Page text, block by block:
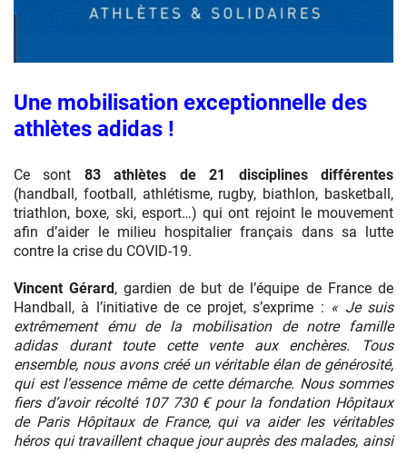
Une mobilisation exceptionnelle des
athlètes adidas !
Ce sont 83 athlètes de 21 disciplines différentes
(handball, football, athlétisme, rugby, biathlon, basketball,
triathlon, boxe, ski, esport…) qui ont rejoint le mouvement
afin d’aider le milieu hospitalier français dans sa lutte
contre la crise du COVID-19.
Vincent Gérard, gardien de but de l’équipe de France de
Handball, à l’initiative de ce projet, s’exprime : « Je suis
extrêmement ému de la mobilisation de notre famille
adidas durant toute cette vente aux enchères. Tous
ensemble, nous avons créé un véritable élan de générosité,
qui est l’essence même de cette démarche. Nous sommes
fiers d’avoir récolté 107 730 € pour la fondation Hôpitaux
de Paris Hôpitaux de France, qui va aider les véritables
héros qui travaillent chaque jour auprès des malades, ainsi